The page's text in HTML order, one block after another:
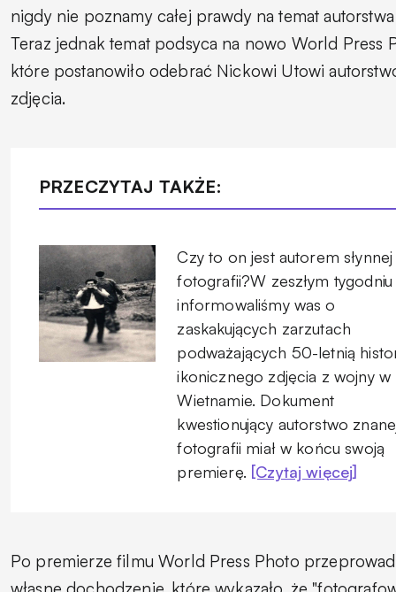
nigdy nie poznamy całej prawdy na temat
Teraz jednak temat podsyca na nowo World Press
które postanowiło odebrać Nickowi Utowi
zdjęcia.
PRZECZYTAJ TAKŻE:
Czy to on jest autorem słynnej
fotografii?W zeszłym tygodniu
informowaliśmy was o
zaskakujących zarzutach
podważających 50-letnią
ikonicznego zdjęcia z wojny w
Wietnamie. Dokument
kwestionujący autorstwo
fotografii miał w końcu swoją
premierę. [Czytaj więcej]
Po premierze filmu World Press Photo